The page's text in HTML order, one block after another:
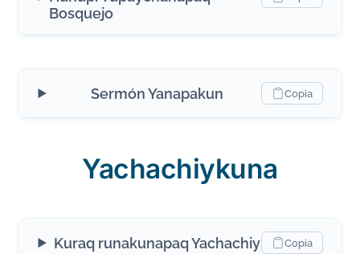
Bosquejo
Sermón Yanapakun Copia
Yachachiykuna
Kuraq runakunapaq Yachachiy Copia